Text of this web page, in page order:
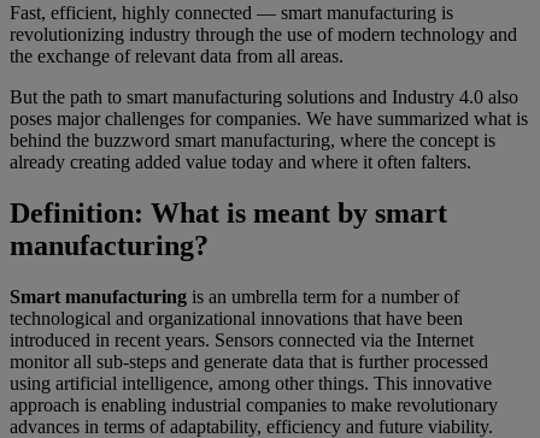
Fast, efficient, highly connected — smart manufacturing is
revolutionizing industry through the use of modern technology and
the exchange of relevant data from all areas.
But the path to smart manufacturing solutions and Industry 4.0 also
poses major challenges for companies. We have summarized what is
behind the buzzword smart manufacturing, where the concept is
already creating added value today and where it often falters.
Definition: What is meant by smart
manufacturing?
Smart manufacturing is an umbrella term for a number of
technological and organizational innovations that have been
introduced in recent years. Sensors connected via the Internet
monitor all sub-steps and generate data that is further processed
using artificial intelligence, among other things. This innovative
approach is enabling industrial companies to make revolutionary
advances in terms of adaptability, efficiency and future viability.